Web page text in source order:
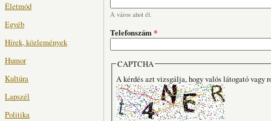
Életmód
Egyéb
Hírek, közlemények
Humor
Kultúra
Lapszél
Politika
A város ahol él.
Telefonszám*
CAPTCHA
A kérdés azt vizsgálja, hogy valós látogató vagy